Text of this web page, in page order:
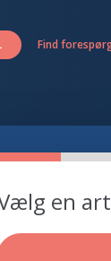
Find
en